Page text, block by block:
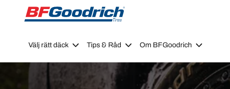
Go to page content
Go to page navigation
Välj rätt däck Tips & Råd Om BFGoodrich